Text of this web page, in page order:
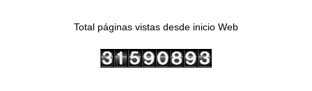
Total páginas vistas desde inicio Web